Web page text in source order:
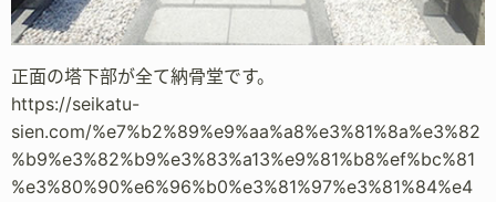
正面の塔下部が全て納骨堂です。
https://seikatu-
sien.com/%e7%b2%89%e9%aa%a8%e3%81%8a%e3%82
%b9%e3%82%b9%e3%83%a13%e9%81%b8%ef%bc%81
%e3%80%90%e6%96%b0%e3%81%97%e3%81%84%e4